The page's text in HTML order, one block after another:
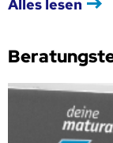
Alles lesen